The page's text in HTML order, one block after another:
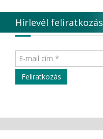
Hírlevél feliratkozás